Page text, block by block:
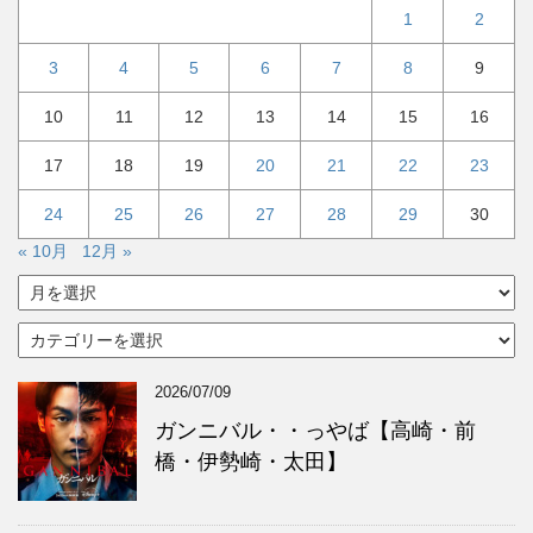
1 2
3 4 5 6 7 8 9
10 11 12 13 14 15 16
17 18 19 20 21 22 23
24 25 26 27 28 29
30
« 10月
12月 »
ー
カ
イ
ブ
カ
テ
ゴ
ー
2026/07/09
ガンニバル・・っやば【高崎・前
橋・伊勢崎・太田】